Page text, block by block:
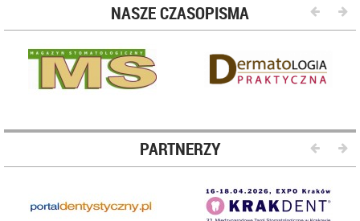
NASZE CZASOPISMA
PARTNERZY